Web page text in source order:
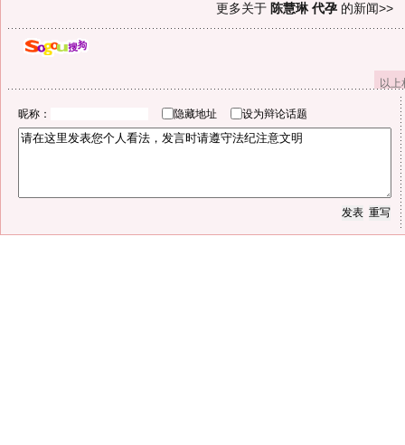
更多关于 陈慧琳 代孕 的新闻>>
以
昵称： 隐藏地址 设为辩论话题